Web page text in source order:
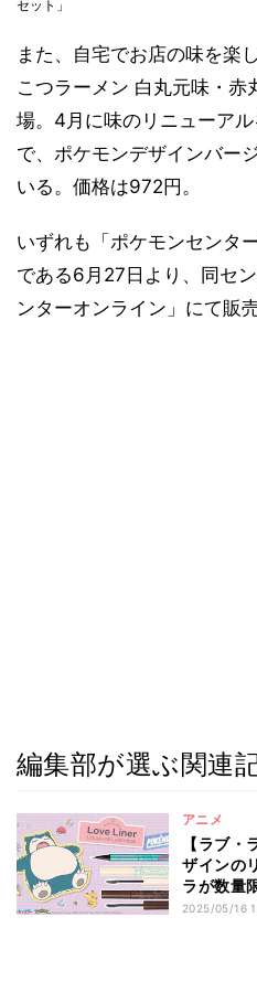
セット」
また、自宅でお店の味を楽
こつラーメン 白丸元味・赤
場。4月に味のリニューア
で、ポケモンデザインバー
いる。価格は972円。
いずれも「ポケモンセンタ
である6月27日より、同セ
ンターオンライン」にて販
編集部が選ぶ関連
アニメ
【ラブ
ザインの
ラが数量
2025/05/16